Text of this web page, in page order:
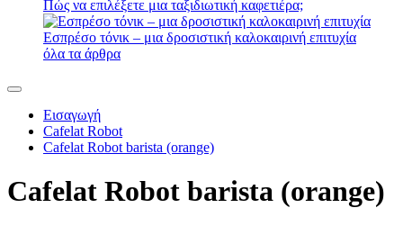
Πώς να επιλέξετε μια ταξιδιωτική καφετιέρα;
Εσπρέσο τόνικ – μια δροσιστική καλοκαιρινή επιτυχία
όλα τα άρθρα
Εισαγωγή
Cafelat Robot
Cafelat Robot barista (orange)
Cafelat Robot barista (orange)